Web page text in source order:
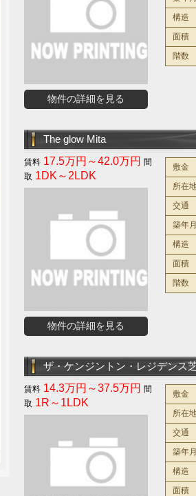
物件の詳細を見る
構造
面積
階数
The glow Mita
17.5万円～42.0万円
1DK～2LDK
物件の詳細を見る
敷金
所在
交通
築年月
構造
面積
階数
ザ・ケンジントン・レジデンス
14.3万円～37.5万円
1R～1LDK
敷金
所在
交通
築年月
構造
面積